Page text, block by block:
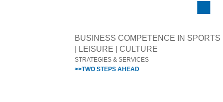
BUSINESS COMPETENCE IN SPORTS
| LEISURE | CULTURE
STRATEGIES & SERVICES
>>TWO STEPS AHEAD